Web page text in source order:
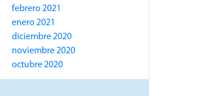
febrero 2021
enero 2021
diciembre 2020
noviembre 2020
octubre 2020